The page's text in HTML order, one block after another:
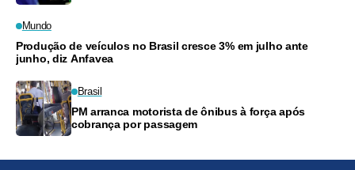
Mundo
Produção de veículos no Brasil cresce 3% em julho ante
junho, diz Anfavea
Brasil
PM arranca motorista de ônibus à força após
cobrança por passagem